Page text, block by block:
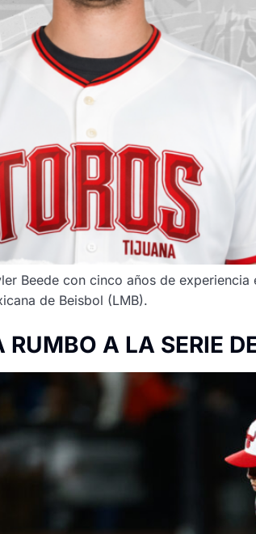
Beede con cinco años de
de Beisbol (LMB).
A LA SERIE